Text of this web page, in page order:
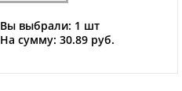
Вы выбрали: 1 шт
На сумму: 30.89 руб.